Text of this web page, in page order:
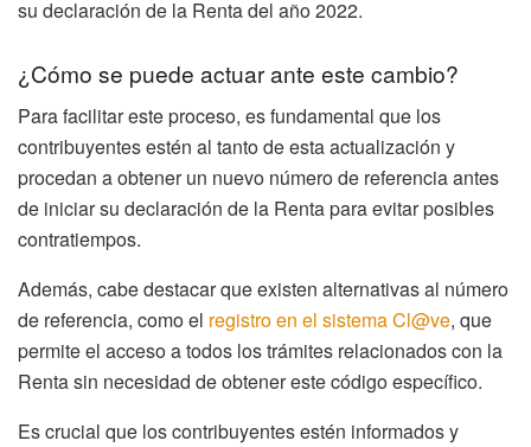
su declaración de la Renta del año 2022.
¿Cómo se puede actuar ante este cambio?
Para facilitar este proceso, es fundamental que los
contribuyentes estén al tanto de esta actualización y
procedan a obtener un nuevo número de referencia antes
de iniciar su declaración de la Renta para evitar posibles
contratiempos.
Además, cabe destacar que existen alternativas al número
de referencia, como el registro en el sistema Cl@ve, que
permite el acceso a todos los trámites relacionados con la
Renta sin necesidad de obtener este código específico.
Es crucial que los contribuyentes estén informados y